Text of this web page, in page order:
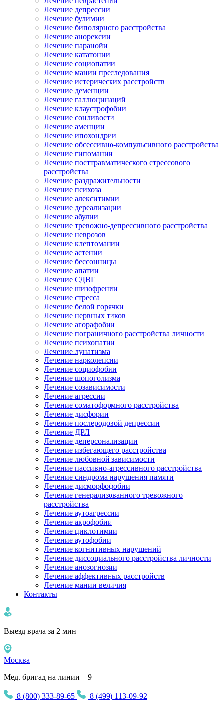
Лечение депрессии
Лечение булимии
Лечение биполярного расстройства
Лечение анорексии
Лечение паранойи
Лечение кататонии
Лечение социопатии
Лечение мании преследования
Лечение истерических расстройств
Лечение деменции
Лечение галлюцинаций
Лечение клаустрофобии
Лечение сонливости
Лечение аменции
Лечение ипохондрии
Лечение обсессивно-компульсивного расстройства
Лечение гипомании
Лечение посттравматического стрессового
расстройства
Лечение раздражительности
Лечение психоза
Лечение алекситимии
Лечение дереализации
Лечение абулии
Лечение тревожно-депрессивного расстройства
Лечение неврозов
Лечение клептомании
Лечение астении
Лечение бессонницы
Лечение апатии
Лечение СДВГ
Лечение шизофрении
Лечение стресса
Лечение белой горячки
Лечение нервных тиков
Лечение агорафобии
Лечение пограничного расстройства личности
Лечение психопатии
Лечение лунатизма
Лечение нарколепсии
Лечение социофобии
Лечение шопоголизма
Лечение созависимости
Лечение агрессии
Лечение соматоформного расстройства
Лечение дисфории
Лечение послеродовой депрессии
Лечение ДРЛ
Лечение деперсонализации
Лечение избегающего расстройства
Лечение любовной зависимости
Лечение пассивно-агрессивного расстройства
Лечение синдрома нарушения памяти
Лечение дисморфофобии
Лечение генерализованного тревожного
расстройства
Лечение аутоагрессии
Лечение акрофобии
Лечение циклотимии
Лечение аутофобии
Лечение когнитивных нарушений
Лечение диссоциального расстройства личности
Лечение анозогнозии
Лечение аффективных расстройств
Лечение мании величия
Контакты
Выезд врача за 2 мин
Москва
Мед. бригад на линии – 9
8 (800) 333-89-65
8 (499) 113-09-92